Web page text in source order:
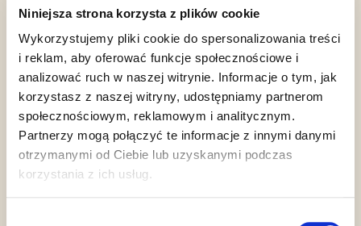
Niniejsza strona korzysta z plików cookie
Wykorzystujemy pliki cookie do spersonalizowania treści
i reklam, aby oferować funkcje społecznościowe i
analizować ruch w naszej witrynie. Informacje o tym, jak
korzystasz z naszej witryny, udostępniamy partnerom
społecznościowym, reklamowym i analitycznym.
Partnerzy mogą połączyć te informacje z innymi danymi
otrzymanymi od Ciebie lub uzyskanymi podczas
korzystania z ich usług.
Gluten Free